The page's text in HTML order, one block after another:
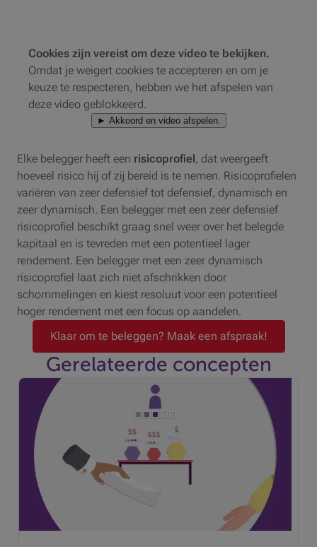
Cookies zijn vereist om deze video te bekijken.
Omdat je weigert cookies te accepteren en om je
keuze te respecteren, hebben we het afspelen van
deze video geblokkeerd.
► Akkoord en video afspelen.
Elke belegger heeft een risicoprofiel, dat weergeeft
hoeveel risico hij of zij bereid is te nemen. Risicoprofielen
variëren van zeer defensief tot defensief, dynamisch en
zeer dynamisch. Een belegger met een zeer defensief
risicoprofiel beschikt graag snel weer over het belegde
kapitaal en is tevreden met een potentieel lager
rendement. Een belegger met een zeer dynamisch
risicoprofiel laat zich niet afschrikken door
schommelingen en kiest resoluut voor een potentieel
hoger rendement met een focus op aandelen.
Klaar om te beleggen? Maak een afspraak!
Gerelateerde concepten